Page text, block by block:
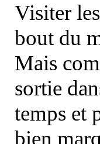
Visiter
bout du
Mais
sortie
temps et
bien